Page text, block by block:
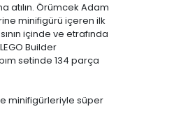
atılın. Örümcek Adam
minifigürü içeren ilk
içinde ve etrafında
Builder
setinde 134 parça
minifigürleriyle süper